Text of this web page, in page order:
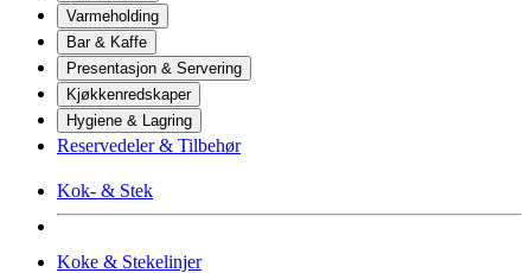
Varmeholding
Bar & Kaffe
Presentasjon & Servering
Kjøkkenredskaper
Hygiene & Lagring
Reservedeler & Tilbehør
Kok- & Stek
Koke & Stekelinjer